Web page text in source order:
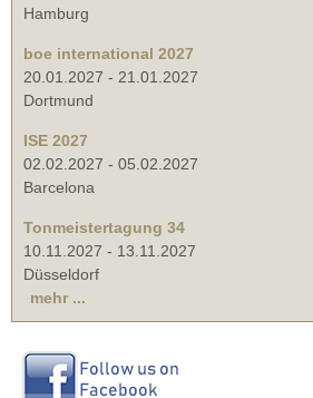
Hamburg
boe international 2027
20.01.2027 - 21.01.2027
Dortmund
ISE 2027
02.02.2027 - 05.02.2027
Barcelona
Tonmeistertagung 34
10.11.2027 - 13.11.2027
Düsseldorf
mehr ...